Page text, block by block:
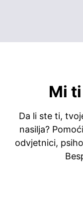
Mi
Da li ste ti,
nasilja?
odvjetnici,